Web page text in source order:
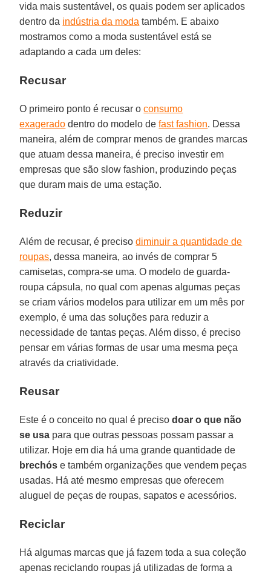
vida mais sustentável, os quais podem ser aplicados
dentro da indústria da moda também. E abaixo
mostramos como a moda sustentável está se
adaptando a cada um deles:
Recusar
O primeiro ponto é recusar oconsumo
exagerado dentro do modelo defast fashion. Dessa
maneira, além de comprar menos de grandes marcas
que atuam dessa maneira, é preciso investir em
empresas que são slow fashion, produzindo peças
que duram mais de uma estação.
Reduzir
Além de recusar, é precisodiminuir a quantidade de
roupas, dessa maneira, ao invés de comprar 5
camisetas, compra-se uma. O modelo de guarda-
roupa cápsula, no qual com apenas algumas peças
se criam vários modelos para utilizar em um mês por
exemplo, é uma das soluções para reduzir a
necessidade de tantas peças. Além disso, é preciso
pensar em várias formas de usar uma mesma peça
através da criatividade.
Reusar
Este é o conceito no qual é precisodoar o que não
se usa para que outras pessoas possam passar a
utilizar. Hoje em dia há uma grande quantidade de
brechós e também organizações que vendem peças
usadas. Há até mesmo empresas que oferecem
aluguel de peças de roupas, sapatos e acessórios.
Reciclar
Há algumas marcas que já fazem toda a sua coleção
apenas reciclando roupas já utilizadas de forma a